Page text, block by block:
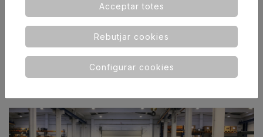
Conjunt pel sector dels transports
Acceptar totes
Rebutjar cookies
Configurar cookies